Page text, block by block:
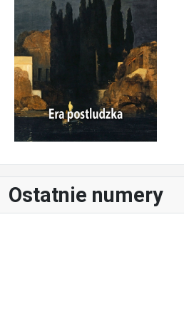
Ostatnie numery